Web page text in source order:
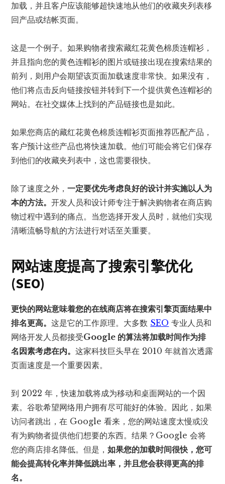
加载，并且客户应该能够超快速地从他们的收藏夹列表移
回产品或结帐页面。
这是一个例子。如果购物者搜索藏红花黄色棉质连帽衫，
并且指向您的黄色连帽衫的图片或链接出现在搜索结果的
前列，则用户会期望该页面加载速度非常快。如果没有，
他们将点击反向链接按钮并转到下一个提供黄色连帽衫的
网站。在社交媒体上找到的产品链接也是如此。
如果您商店的藏红花黄色棉质连帽衫页面推荐匹配产品，
客户预计这些产品也将快速加载。他们可能会将它们保存
到他们的收藏夹列表中，这也需要很快。
除了速度之外，一定要优先考虑良好的设计并实施以人为
本的方法。开发人员和设计师专注于解决购物者在商店购
物过程中遇到的痛点。当您选择开发人员时，就他们实现
清晰流畅导航的方法进行对话至关重要。
网站速度提高了搜索引擎优化
(SEO)
更快的网站意味着您的在线商店将在搜索引擎页面结果中
排名更高。这是它的工作原理。大多数 SEO 专业人员和
网络开发人员都接受Google 的算法将加载时间作为排
名因素考虑在内。这家科技巨头早在 2010 年就首次透露
页面速度是一个重要因素。
到 2022 年，快速加载将成为移动和桌面网站的一个因
素。谷歌希望网络用户拥有尽可能好的体验。因此，如果
访问者跳出，在 Google 看来，您的网站速度太慢或没
有为购物者提供他们想要的东西。结果？Google 会将
您的商店排名降低。但是，如果您的加载时间很快，您可
能会提高转化率并降低跳出率，并且您会获得更高的排
名。